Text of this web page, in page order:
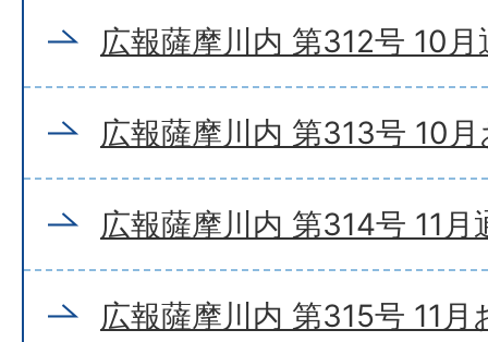
広報薩摩川内 第312号 10月
広報薩摩川内 第313号 10
広報薩摩川内 第314号 11月
広報薩摩川内 第315号 11月